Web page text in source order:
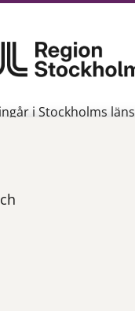
i Stockholms läns
webbplatsen